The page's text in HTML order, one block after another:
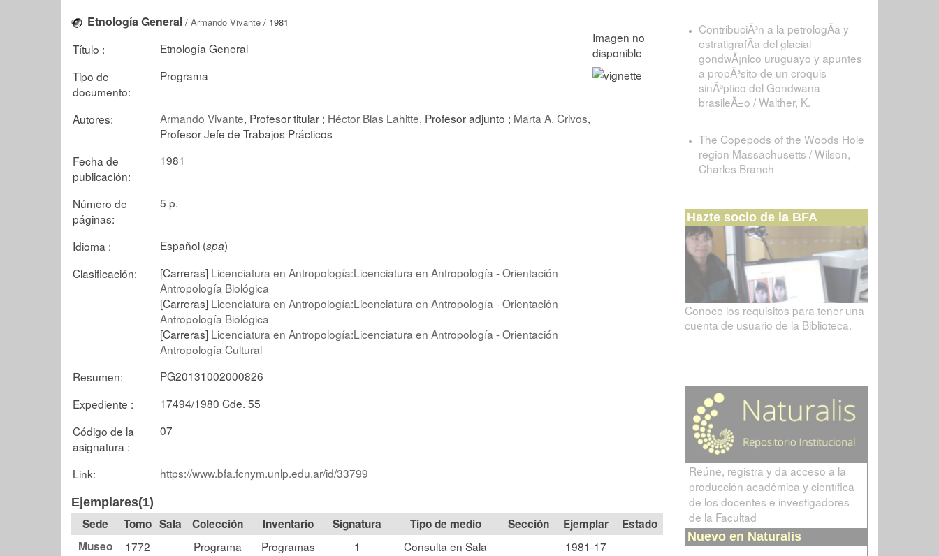
Etnología General / Armando Vivante / 1981
Título :
Etnología General
Tipo de
documento:
Programa
Autores: Armando Vivante, Profesor titular ; Héctor Blas Lahitte, Profesor adjunto ; Marta A. Crivos,
Profesor Jefe de Trabajos Prácticos
Fecha de
publicación:
1981
Número de
páginas:
5 p.
Idioma : Español (spa)
Clasificación:
[Carreras] Licenciatura en Antropología:Licenciatura en Antropología - Orientación
Antropología Biológica
[Carreras] Licenciatura en Antropología:Licenciatura en Antropología - Orientación
Antropología Biológica
[Carreras] Licenciatura en Antropología:Licenciatura en Antropología - Orientación
Antropología Cultural
Resumen:
PG20131002000826
Expediente :
17494/1980 Cde. 55
Código de la
asignatura :
07
Link: https://www.bfa.fcnym.unlp.edu.ar/id/33799
Ejemplares(1)
Tomo Sala Colección Signatura Tipo de medio Sección
Estado
Museo
1772 Programa Programas 1 Consulta en Sala 1981-17
ContribuciÃ³n a la petrologÃ­a y
estratigrafÃ­a del glacial
gondwÃ¡nico uruguayo y apuntes
a propÃ³sito de un croquis
sinÃ³ptico del Gondwana
brasileÃ±o / Walther, K.
The Copepods of the Woods Hole
region Massachusetts / Wilson,
Charles Branch
Hazte socio de la BFA
Conoce los requisitos para tener una
cuenta de usuario de la Biblioteca.
Reúne, registra y da acceso a la
producción académica y científica
de los docentes e investigadores
de la Facultad
Nuevo en Naturalis